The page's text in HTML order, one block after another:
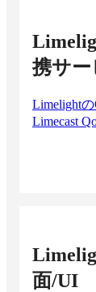
携サー
Limelight
Limecast
面/UI